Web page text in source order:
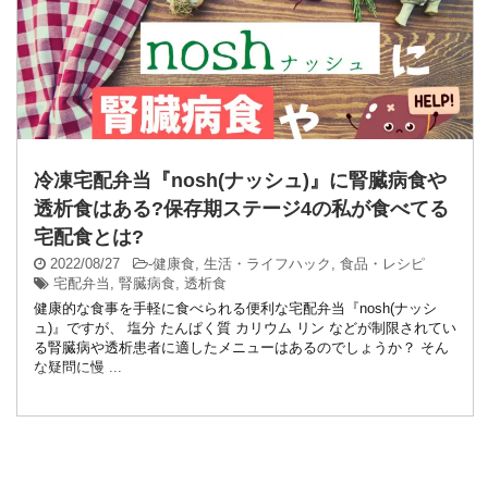
冷凍宅配弁当『nosh(ナッシュ)』に腎臓病食や
透析食はある?保存期ステージ4の私が食べてる
宅配食とは?
2022/08/27 -健康食, 生活・ライフハック , 食品・レシピ
宅配弁当 , 腎臓病食, 透析食
健康的な食事を手軽に食べられる便利な宅配弁当『nosh(ナッシ
ュ)』ですが、 塩分 たんぱく質 カリウム リン などが制限されてい
る腎臓病や透析患者に適したメニューはあるのでしょうか？ そん
な疑問に慢 ...